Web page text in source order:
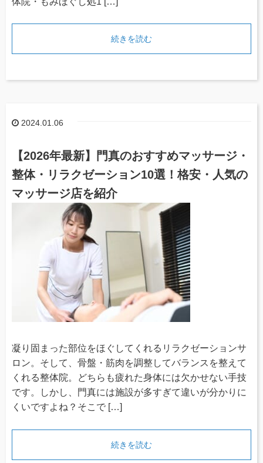
続きを読む
2024.01.06
【2026年最新】門真のおすすめマッサージ・
整体・リラクゼーション10選！格安・人気の
マッサージ店を紹介
凝り固まった部位をほぐしてくれるリラクゼーションサ
ロン。そして、骨盤・筋肉を調整してバランスを整えて
くれる整体院。どちらも疲れた身体には欠かせない手技
です。しかし、門真には施設が多すぎて違いが分かりに
くいですよね？そこで […]
続きを読む